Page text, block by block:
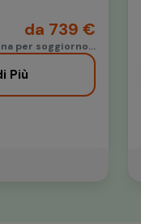
da 739 €
per soggiorno...
Più